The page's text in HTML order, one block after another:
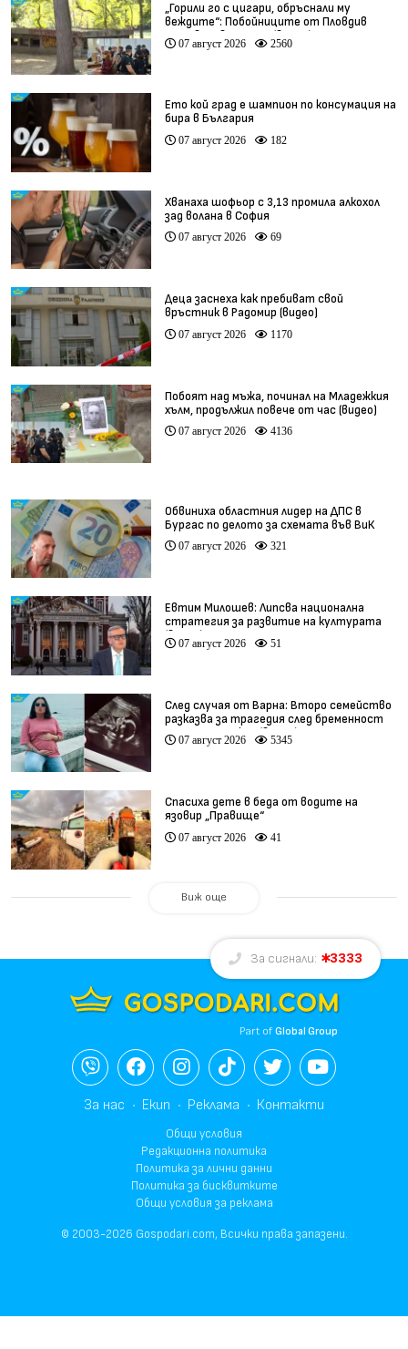
„Горили го с цигари, обръснали му
веждите“: Побойниците от Пловдив
остават в ареста (видео)
07 август 2026 2560
Ето кой град е шампион по консумация на
бира в България
07 август 2026 182
Хванаха шофьор с 3,13 промила алкохол
зад волана в София
07 август 2026 69
Деца заснеха как пребиват свой
връстник в Радомир (видео)
07 август 2026 1170
Побоят над мъжа, починал на Младежкия
хълм, продължил повече от час (видео)
07 август 2026 4136
Обвиниха областния лидер на ДПС в
Бургас по делото за схемата във ВиК
07 август 2026 321
Евтим Милошев: Липсва национална
стратегия за развитие на културата
(видео)
07 август 2026 51
След случая от Варна: Второ семейство
разказва за трагедия след бременност
при същия лекар (видео)
07 август 2026 5345
Спасиха дете в беда от водите на
язовир „Правище“
07 август 2026 41
Виж още
За сигнали: 3333
Part ofGlobal Group
За нас Екип Реклама Контакти
Общи условия
Редакционна политика
Политика за лични данни
Политика за бисквитките
Общи условия за реклама
© 2003-2026 Gospodari.com, Всички права запазени.